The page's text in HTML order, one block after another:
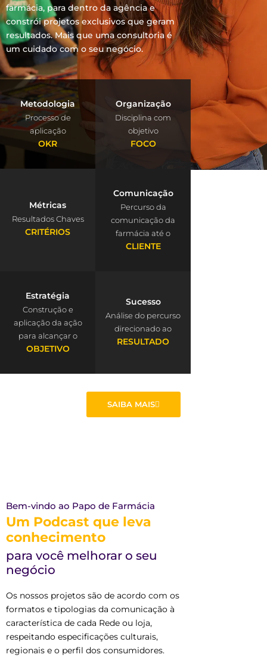
farmácia, para dentro da agência e
constrói projetos exclusivos que geram
resultados. Mais que uma consultoria é
um cuidado com o seu negócio.
Metodologia
Processo de
aplicação
OKR
Organização
Disciplina com
objetivo
FOCO
Métricas
Resultados Chaves
CRITÉRIOS
Comunicação
Percurso da
comunicação da
farmácia até o
CLIENTE
Estratégia
Construção e
aplicação da ação
para alcançar o
OBJETIVO
Sucesso
Análise do percurso
direcionado ao
RESULTADO
SAIBA MAIS
Bem-vindo ao Papo de Farmácia
Um Podcast que leva
conhecimento
para você melhorar o seu
negócio
Os nossos projetos são de acordo com os
formatos e tipologias da comunicação à
característica de cada Rede ou loja,
respeitando especificações culturais,
regionais e o perfil dos consumidores.